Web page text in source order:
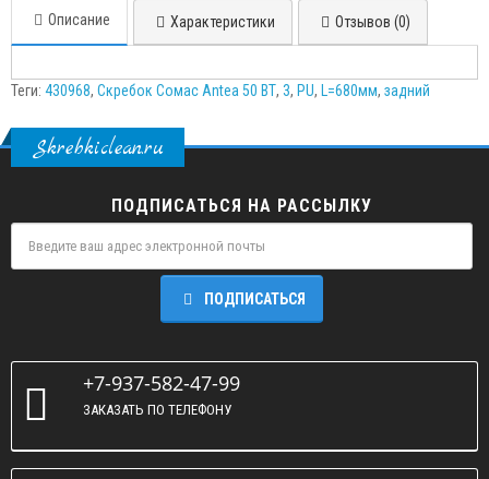
Описание Характеристики Отзывов (0)
Теги: 430968, Скребок Сомас Antea 50 ВТ, 3, PU, L=680мм, задний
Skrebkiclean.ru
ПОДПИСАТЬСЯ НА РАССЫЛКУ
ПОДПИСАТЬСЯ
+7-937-582-47-99
ЗАКАЗАТЬ ПО ТЕЛЕФОНУ